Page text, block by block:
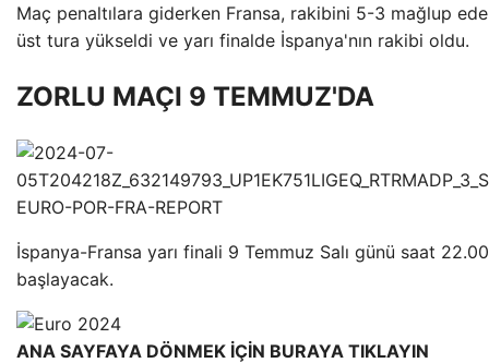
Maç penaltılara giderken Fransa, rakibini 5-3 mağlup
üst tura yükseldi ve yarı finalde İspanya'nın rakibi oldu.
ZORLU MAÇI 9 TEMMUZ'DA
İspanya-Fransa yarı finali 9 Temmuz Salı günü saat
başlayacak.
ANA SAYFAYA DÖNMEK İÇİN BURAYA TIKLAYIN